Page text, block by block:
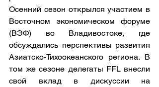
Осенний сезон открылся участием в
Восточном экономическом форуме
(ВЭФ) во Владивостоке, где
обсуждались перспективы развития
Азиатско-Тихоокеанского региона. В
том же сезоне делегаты FFL внесли
свой вклад в дискуссии на